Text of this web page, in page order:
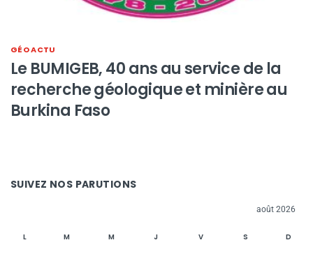
GÉO ACTU
Le BUMIGEB, 40 ans au service de la
recherche géologique et minière au
Burkina Faso
SUIVEZ NOS PARUTIONS
août 2026
L M M J V S D